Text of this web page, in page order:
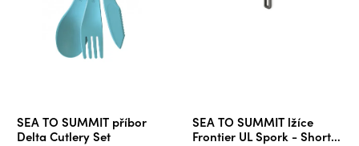
SEA TO SUMMIT příbor
Delta Cutlery Set
SEA TO SUMMIT lžíce
Frontier UL Spork - Short